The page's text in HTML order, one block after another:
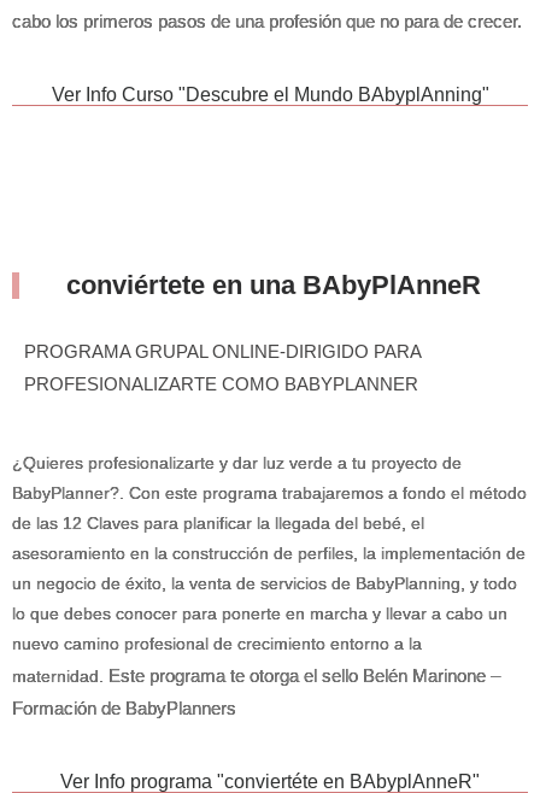
cabo los primeros pasos de una profesión que no para de crecer.
Ver Info Curso "Descubre el Mundo BAbyplAnning"
conviértete en una BAbyPlAnneR
PROGRAMA GRUPAL ONLINE-DIRIGIDO PARA
PROFESIONALIZARTE COMO BABYPLANNER
¿Quieres profesionalizarte y dar luz verde a tu proyecto de
BabyPlanner?. Con este programa trabajaremos a fondo el método
de las 12 Claves para planificar la llegada del bebé, el
asesoramiento en la construcción de perfiles, la implementación de
un negocio de éxito, la venta de servicios de BabyPlanning, y todo
lo que debes conocer para ponerte en marcha y llevar a cabo un
nuevo camino profesional de crecimiento entorno a la
maternidad. Este programa te otorga el sello Belén Marinone –
Formación de BabyPlanners
Ver Info programa "conviertéte en BAbyplAnneR"